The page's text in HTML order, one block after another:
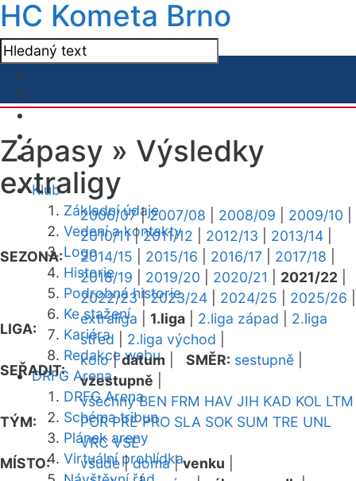
HC Kometa Brno
Klub
Základní údaje
Vedení a kontakty
Logo
Historie
Podrobná historie
Ke stažení
Kariéra
Redakce webu
DRFG Arena
DRFG Arena
Schéma tribun
Plánek areny
Virtuální prohlídka
Zápasy » Výsledky
extraligy
SEZONA:
2006/07|2007/08 2008/09 2009/10
2010/11|2011/12 2012/13 2013/14
2014/15
2015/16 2016/17 2017/18
2018/19
2019/20 2020/21 2021/22
2022/23|2023/24 2024/25 2025/26
LIGA:
extraliga 1.liga 2.liga západ
2.liga
střed
2.liga východ
SEŘADIT:
kolo|datum SMĚR: sestupně
vzestupně
TÝM:
všechny BEN FRM HAV JIH KAD KOL LTM
POR PRE PRO SLA SOK SUM TRE UNL
VRC VSE
MÍSTO:
všude|doma|venku